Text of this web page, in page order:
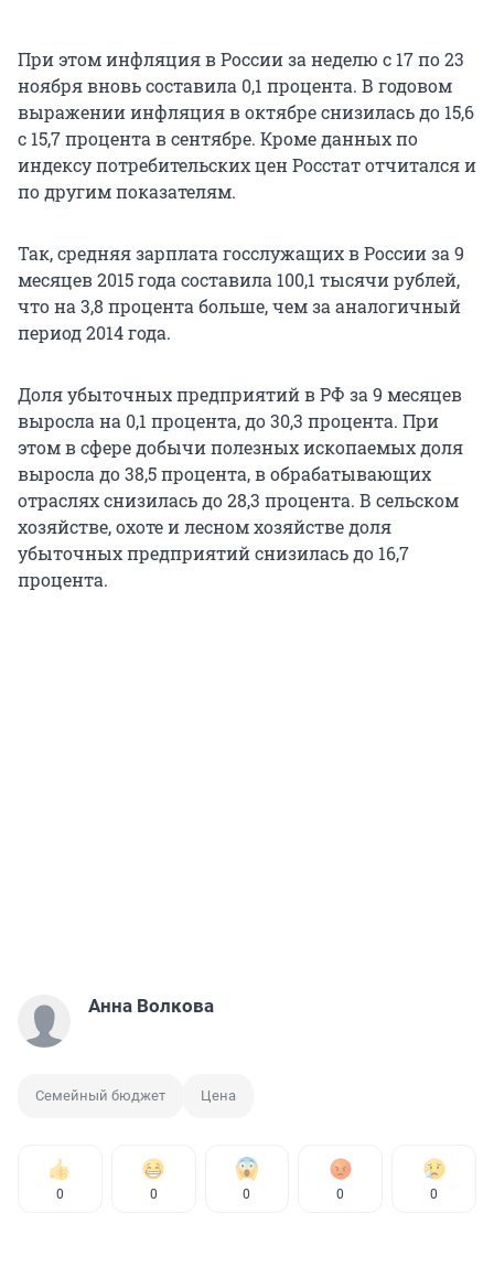
При этом инфляция в России за неделю с 17 по 23
ноября вновь составила 0,1 процента. В годовом
выражении инфляция в октябре снизилась до 15,6
с 15,7 процента в сентябре. Кроме данных по
индексу потребительских цен Росстат отчитался и
по другим показателям.
Так, средняя зарплата госслужащих в России за 9
месяцев 2015 года составила 100,1 тысячи рублей,
что на 3,8 процента больше, чем за аналогичный
период 2014 года.
Доля убыточных предприятий в РФ за 9 месяцев
выросла на 0,1 процента, до 30,3 процента. При
этом в сфере добычи полезных ископаемых доля
выросла до 38,5 процента, в обрабатывающих
отраслях снизилась до 28,3 процента. В сельском
хозяйстве, охоте и лесном хозяйстве доля
убыточных предприятий снизилась до 16,7
процента.
Анна Волкова
Семейный бюджет Цена
0 0 0 0 0